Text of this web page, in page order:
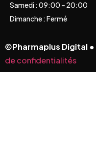
Samedi : 09:00 – 20:00
Dimanche : Fermé
©Pharmaplus Digital •
de confidentialités